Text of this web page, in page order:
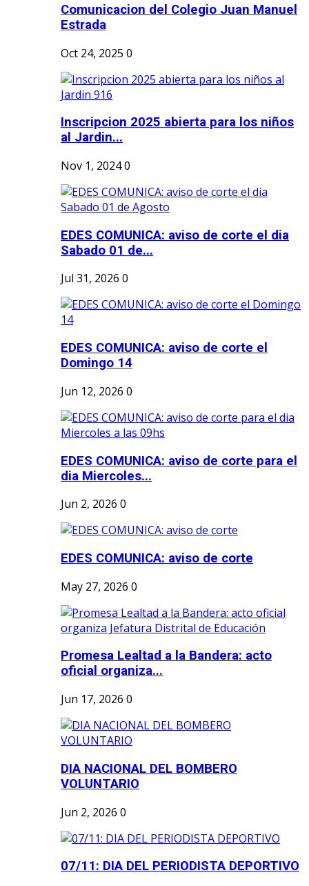
Comunicacion del Colegio Juan Manuel
Estrada
Oct 24, 2025 0
Inscripcion 2025 abierta para los niños
al Jardin...
Nov 1, 20240
EDES COMUNICA: aviso de corte el dia
Sabado 01 de...
Jul 31, 2026 0
EDES COMUNICA: aviso de corte el
Domingo 14
Jun 12, 2026 0
EDES COMUNICA: aviso de corte para el
dia Miercoles...
Jun 2, 2026 0
EDES COMUNICA: aviso de corte
May 27, 2026 0
Promesa Lealtad a la Bandera: acto
oficial organiza...
Jun 17, 2026 0
DIA NACIONAL DEL BOMBERO
VOLUNTARIO
Jun 2, 2026 0
07/11: DIA DEL PERIODISTA DEPORTIVO